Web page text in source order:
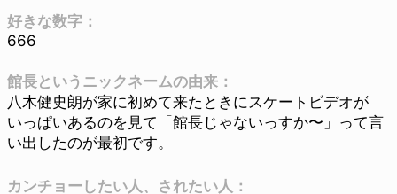
好きな数字：
666
館長というニックネームの由来：
八木健史朗が家に初めて来たときにスケートビデオが
いっぱいあるのを見て「館長じゃないっすか〜」って言
い出したのが最初です。
カンチョーしたい人、されたい人：